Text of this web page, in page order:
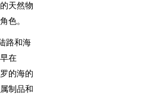
天然物
色。
路和海
在
的海的
制品和